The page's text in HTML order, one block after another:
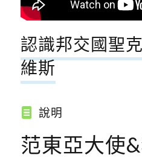
認識邦交國聖
維斯
說明
范東亞大使